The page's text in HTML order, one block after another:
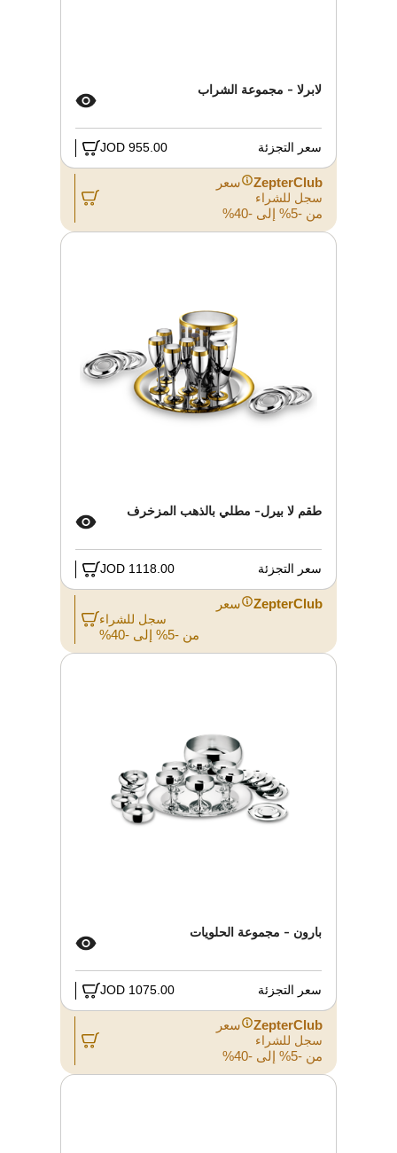
لابرلا - مجموعة الشراب
سعر التجزئة 955.00 JOD
ZepterClub سعر
سجل للشراء
من -5% إلى -40%
طقم لا بيرل- مطلي بالذهب المزخرف
سعر التجزئة 1118.00 JOD
ZepterClub سعر
سجل للشراء
من -5% إلى -40%
بارون - مجموعة الحلويات
سعر التجزئة 1075.00 JOD
ZepterClub سعر
سجل للشراء
من -5% إلى -40%